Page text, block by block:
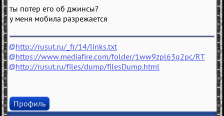
ты потер его об джинсы?
у меня мобила разрежается
http://rusut.ru/_fr/14/links.txt
https://www.mediafire.com/folder/1ww9zpl63q2pc/RT
http://rusut.ru/files/dump/filesDump.html
Профиль